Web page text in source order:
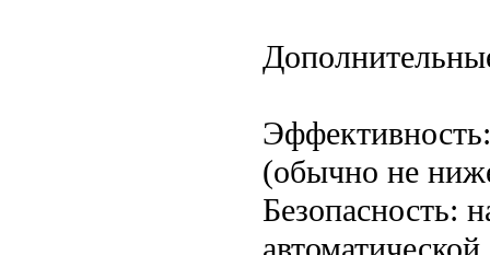
(обычно не
Безопасность: